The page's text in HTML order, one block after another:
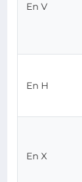
En V
En H
En X